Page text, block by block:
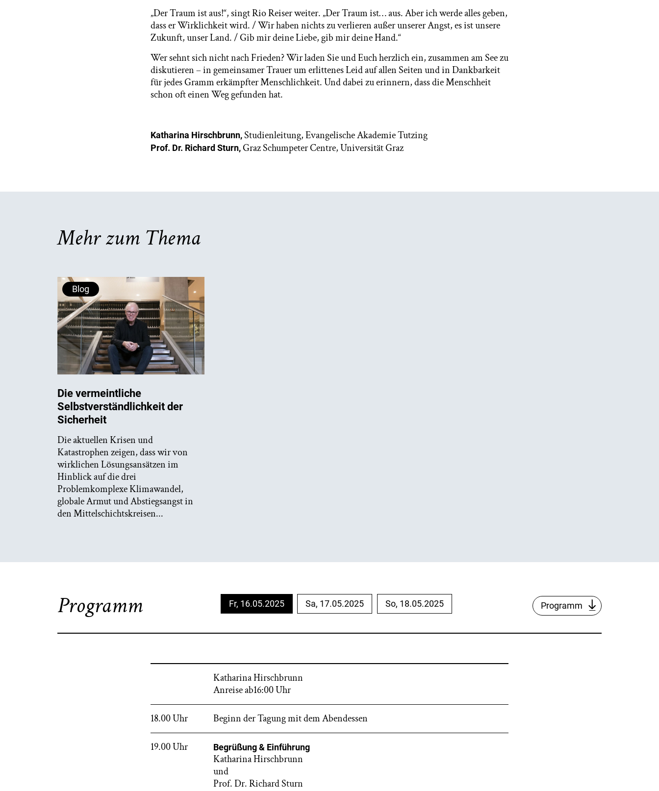
„Der Traum ist aus!“, singt Rio Reiser weiter. „Der Traum ist… aus. Aber ich werde alles geben,
dass er Wirklichkeit wird. / Wir haben nichts zu verlieren außer unserer Angst, es ist unsere
Zukunft, unser Land. / Gib mir deine Liebe, gib mir deine Hand.“
Wer sehnt sich nicht nach Frieden? Wir laden Sie und Euch herzlich ein, zusammen am See zu
diskutieren – in gemeinsamer Trauer um erlittenes Leid auf allen Seiten und in Dankbarkeit
für jedes Gramm erkämpfter Menschlichkeit. Und dabei zu erinnern, dass die Menschheit
schon oft einen Weg gefunden hat.
Katharina Hirschbrunn,Studienleitung, Evangelische Akademie Tutzing
Prof. Dr. Richard Sturn,Graz Schumpeter Centre, Universität Graz
Mehr zum Thema
Blog
Die vermeintliche
Selbstverständlichkeit der
Sicherheit
Die aktuellen Krisen und
Katastrophen zeigen, dass wir von
wirklichen Lösungsansätzen im
Hinblick auf die drei
Problemkomplexe Klimawandel,
globale Armut und Abstiegsangst in
den Mittelschichtskreisen...
Programm Fr, 16.05.2025 Sa, 17.05.2025 So, 18.05.2025 Programm
Katharina Hirschbrunn
Anreise ab16:00 Uhr
18.00 Uhr Beginn der Tagung mit dem Abendessen
19.00 Uhr Begrüßung & Einführung
Katharina Hirschbrunn
und
Prof. Dr. Richard Sturn